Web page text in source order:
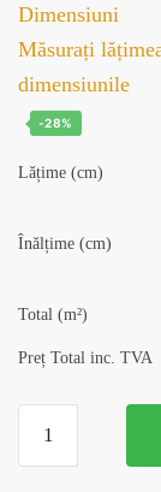
inițial
a
fost:
Dimensiuni
Măsurați
dimensiunile
-28%
Lățime (cm)
Înălțime (cm)
Total (m²)
Preț Total inc. TVA
Tapet